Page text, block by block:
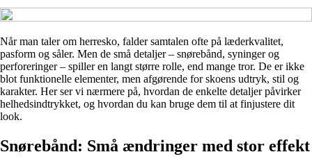
Når man taler om herresko, falder samtalen ofte på læderkvalitet,
pasform og såler. Men de små detaljer – snørebånd, syninger og
perforeringer – spiller en langt større rolle, end mange tror. De er ikke
blot funktionelle elementer, men afgørende for skoens udtryk, stil og
karakter. Her ser vi nærmere på, hvordan de enkelte detaljer påvirker
helhedsindtrykket, og hvordan du kan bruge dem til at finjustere dit
look.
Snørebånd: Små ændringer med stor effekt